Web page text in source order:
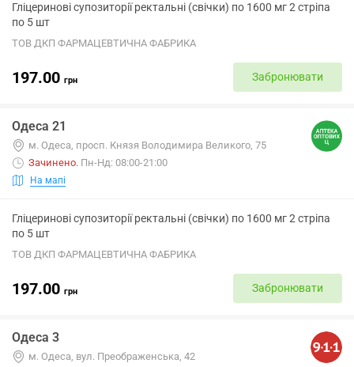
Гліцеринові супозиторії ректальні (свічки) по 1600 мг 2 стріпа
по 5 шт
ТОВ ДКП ФАРМАЦЕВТИЧНА ФАБРИКА
197.00 грн Забронювати
Одеса 21
м. Одеса, просп. Князя Володимира Великого, 75
Зачинено. Пн-Нд: 08:00-21:00
На мапі
Гліцеринові супозиторії ректальні (свічки) по 1600 мг 2 стріпа
по 5 шт
ТОВ ДКП ФАРМАЦЕВТИЧНА ФАБРИКА
197.00 грн Забронювати
Одеса 3
м. Одеса, вул. Преображенська, 42